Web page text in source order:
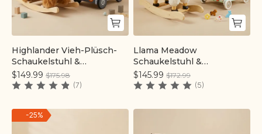
Schnell hinzufügen
Highlander Vieh-Plüsch-
Schaukelstuhl &
Werkzeugbank-
Laufwagen-Set | labebe®
$149.99 $175.98
(7)
Schnell hinzufügen
Llama Meadow
Schaukelstuhl &
Lauflernhilfe im Set |
labebe®
$145.99 $172.99
(5)
-25%